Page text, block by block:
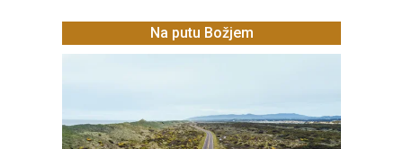
Na putu Božjem